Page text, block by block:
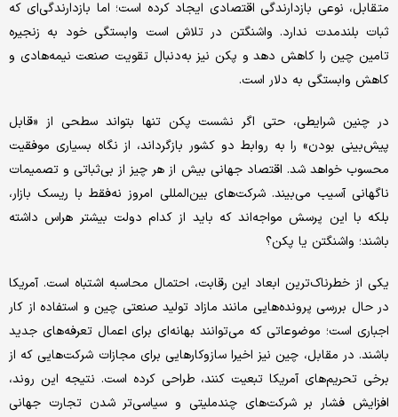
متقابل، نوعی بازدارندگی اقتصادی ایجاد کرده است؛ اما بازدارندگی‌ای که
ثبات بلندمدت ندارد. واشنگتن در تلاش است وابستگی خود به زنجیره
تامین چین را کاهش دهد و پکن نیز به‌دنبال تقویت صنعت نیمه‌هادی و
کاهش وابستگی به دلار است.
در چنین شرایطی، حتی اگر نشست پکن تنها بتواند سطحی از «قابل
پیش‌بینی بودن» را به روابط دو کشور بازگرداند، از نگاه بسیاری موفقیت
محسوب خواهد شد. اقتصاد جهانی بیش از هر چیز از بی‌ثباتی و تصمیمات
ناگهانی آسیب می‌بیند. شرکت‌های بین‌المللی امروز نه‌فقط با ریسک بازار،
بلکه با این پرسش مواجه‌اند که باید از کدام دولت بیشتر هراس داشته
باشند؛ واشنگتن یا پکن؟
یکی از خطرناک‌ترین ابعاد این رقابت، احتمال محاسبه اشتباه است. آمریکا
در حال بررسی پرونده‌هایی مانند مازاد تولید صنعتی چین و استفاده از کار
اجباری است؛ موضوعاتی که می‌توانند بهانه‌ای برای اعمال تعرفه‌های جدید
باشند. در مقابل، چین نیز اخیرا سازوکارهایی برای مجازات شرکت‌هایی که از
برخی تحریم‌های آمریکا تبعیت کنند، طراحی کرده است. نتیجه این روند،
افزایش فشار بر شرکت‌های چندملیتی و سیاسی‌تر شدن تجارت جهانی